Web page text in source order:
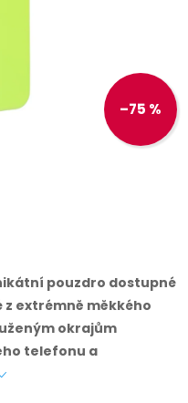
–75 %
pouzdro dostupné
extrémně měkkého
okrajům
telefonu a